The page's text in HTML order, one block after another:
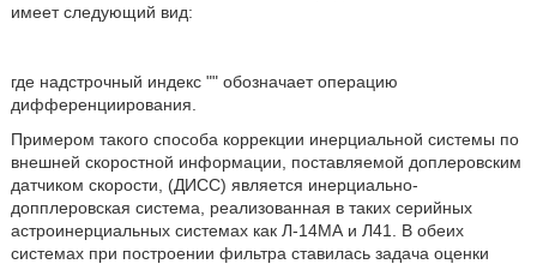
имеет следующий вид:
где надстрочный индекс "" обозначает операцию
дифференциирования.
Примером такого способа коррекции инерциальной системы по
внешней скоростной информации, поставляемой доплеровским
датчиком скорости, (ДИСС) является инерциально-
допплеровская система, реализованная в таких серийных
астроинерциальных системах как Л-14МА и Л41. В обеих
системах при построении фильтра ставилась задача оценки